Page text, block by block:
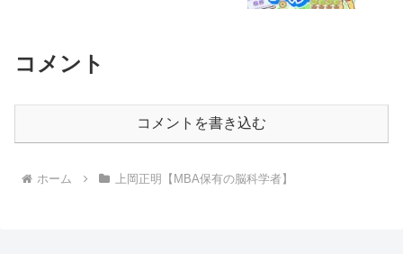
コメント
コメントを書き込む
ホーム 上岡正明【MBA保有の脳科学者】